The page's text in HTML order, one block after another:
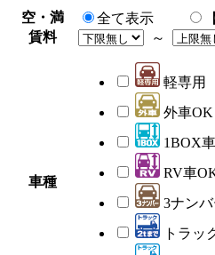
空・満 全て表示
賃料
～
車種
軽専用
外車OK
1BOX
RV車
3ナン
トラッ